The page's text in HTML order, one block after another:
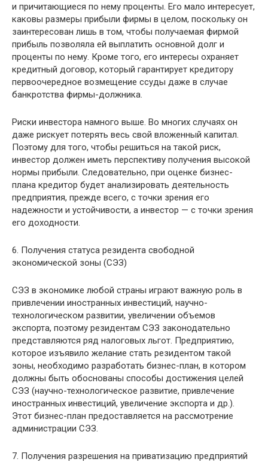
и причитающиеся по нему проценты. Его мало интересует,
каковы размеры прибыли фирмы в целом, поскольку он
заинтересован лишь в том, чтобы получаемая фирмой
прибыль позволяла ей выплатить основной долг и
проценты по нему. Кроме того, его интересы охраняет
кредитный договор, который гарантирует кредитору
первоочередное возмещение ссуды даже в случае
банкротства фирмы-должника.
Риски инвестора намного выше. Во многих случаях он
даже рискует потерять весь свой вложенный капитал.
Поэтому для того, чтобы решиться на такой риск,
инвестор должен иметь перспективу получения высокой
нормы прибыли. Следовательно, при оценке бизнес-
плана кредитор будет анализировать деятельность
предприятия, прежде всего, с точки зрения его
надежности и устойчивости, а инвестор — с точки зрения
его доходности.
6. Получения статуса резидента свободной
экономической зоны (СЭЗ)
СЭЗ в экономике любой страны играют важную роль в
привлечении иностранных инвестиций, научно-
технологическом развитии, увеличении объемов
экспорта, поэтому резидентам СЭЗ законодательно
представляются ряд налоговых льгот. Предприятию,
которое изъявило желание стать резидентом такой
зоны, необходимо разработать бизнес-план, в котором
должны быть обоснованы способы достижения целей
СЭЗ (научно-технологическое развитие, привлечение
иностранных инвестиций, увеличение экспорта и др.).
Этот бизнес-план предоставляется на рассмотрение
администрации СЭЗ.
7. Получения разрешения на приватизацию предприятий